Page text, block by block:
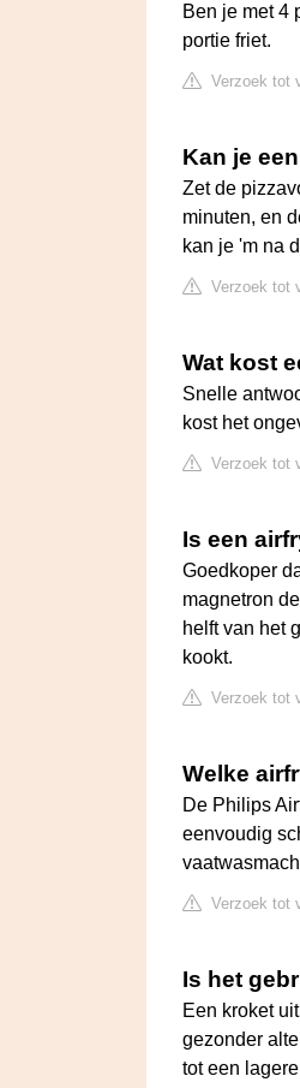
Ben je met 4
portie friet.
Verzoek tot
Kan je
Zet de
minuten, en
kan je 'm na
Verzoek tot
Wat kost
Snelle
kost het
Verzoek tot
Is een
Goedkoper
magnetron
helft van het
kookt.
Verzoek tot
Welke
De Philips
eenvoudig
Verzoek tot
Is het
Een kroket
gezonder
tot een